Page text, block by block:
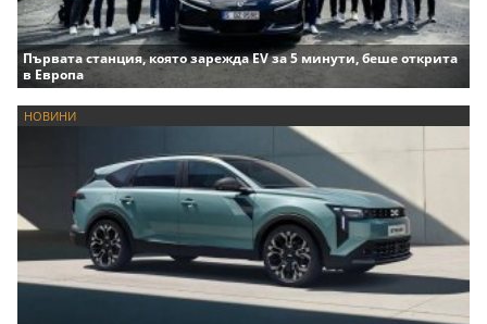
Първата станция, която зарежда EV за 5 минути, беше открита
в Европа
НОВИНИ